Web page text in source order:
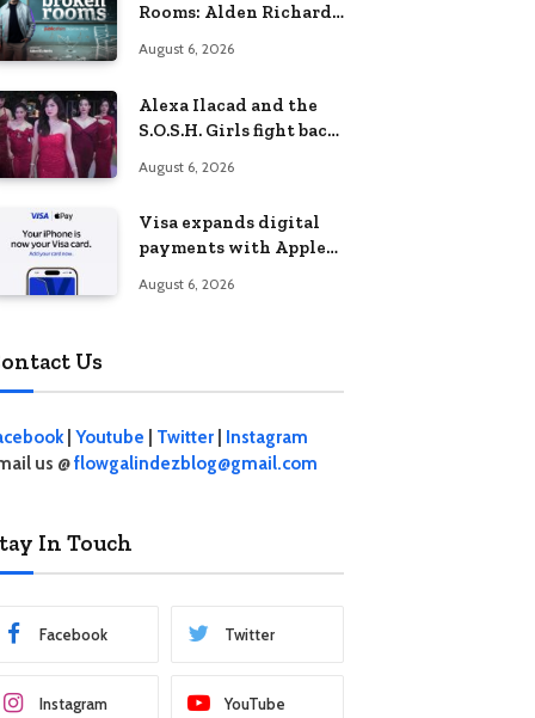
Rooms: Alden Richards
Philippines’ learning
August 6, 2026
Alexa Ilacad and the
S.O.S.H. Girls fight back
Behave”
August 6, 2026
Visa expands digital
payments with Apple
Philippines
August 6, 2026
Us
| Youtube Twitter
Instagram
us @flowgalindezblog@gmail.com
In Touch
Facebook Twitter
Instagram YouTube